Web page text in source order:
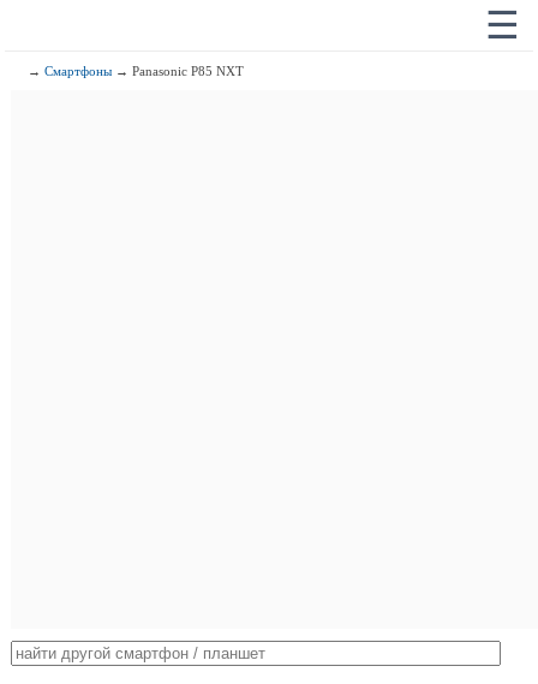
☰
→Смартфоны → Panasonic P85 NXT